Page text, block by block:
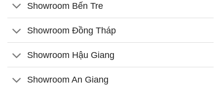
Showroom Bến Tre
Showroom Đồng Tháp
Showroom Hậu Giang
Showroom An Giang